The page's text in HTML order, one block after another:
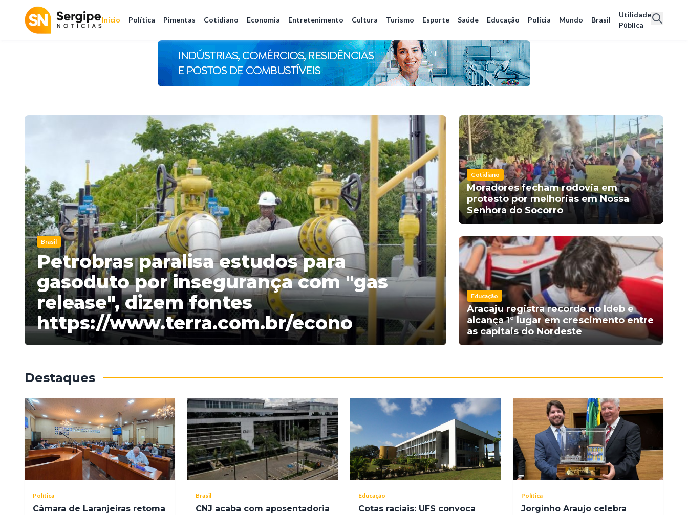
Início Política Pimentas Cotidiano Economia Entretenimento Cultura Turismo Esporte Saúde Educação Polícia Mundo Brasil
Utilidade
Pública
Brasil
Petrobras paralisa estudos para
gasoduto por insegurança com "gas
release", dizem fontes
https://www.terra.com.br/econo
Cotidiano
Moradores fecham rodovia em
protesto por melhorias em Nossa
Senhora do Socorro
Educação
Aracaju registra recorde no Ideb e
alcança 1° lugar em crescimento entre
as capitais do Nordeste
Destaques
Política
Câmara de Laranjeiras retoma
Brasil
CNJ acaba com aposentadoria
Educação
Cotas raciais: UFS convoca
Política
Jorginho Araujo celebra